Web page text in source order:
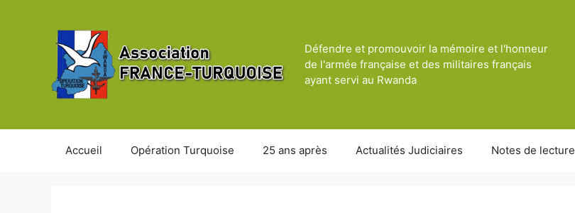
Défendre et promouvoir la mémoire et l'honneur
de l'armée française et des militaires français
ayant servi au Rwanda
Accueil Opération Turquoise 25 ans après Actualités Judiciaires Notes de lecture